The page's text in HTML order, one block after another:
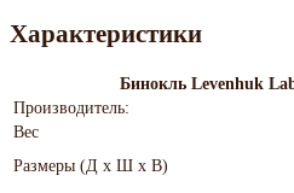
Характеристики
Бинокль Levenhuk
Производитель:
Вес
Размеры (Д х Ш х В)